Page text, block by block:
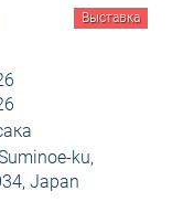
Выставка
ku,
Japan